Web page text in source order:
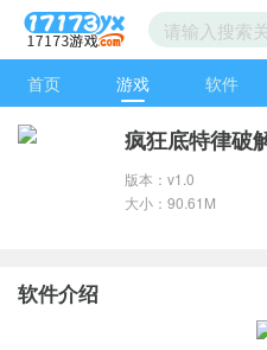
首页 游戏 软件
疯狂底特律破
版本：v1.0
大小：90.61M
软件介绍